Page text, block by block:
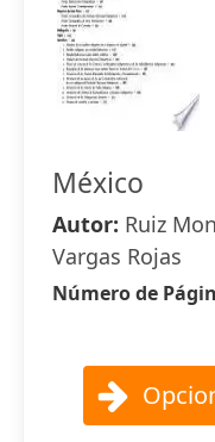
México
Autor: Ruiz
Vargas Rojas
Número de